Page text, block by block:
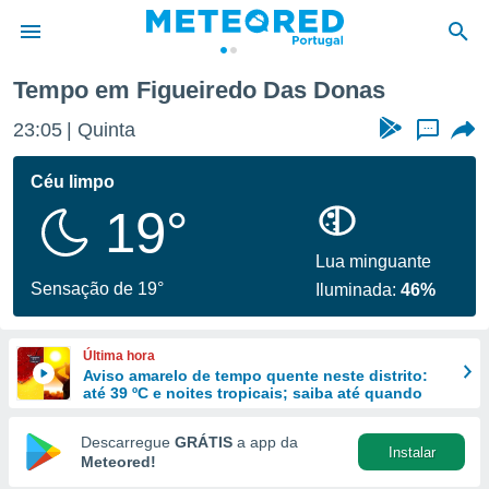
da
foi
fornecidas
a este
das
e
forma
digital
Tempo em Figueiredo Das Donas
23:05 Quinta ...
Céu limpo
19°
Sensação de 19°
Lua minguante
Iluminada:46%
Última hora
Aviso amarelo de tempo quente neste distrito:
até 39 ºC e noites tropicais; saiba até quando
Descarregue GRÁTIS a app da
Meteored!
Instalar